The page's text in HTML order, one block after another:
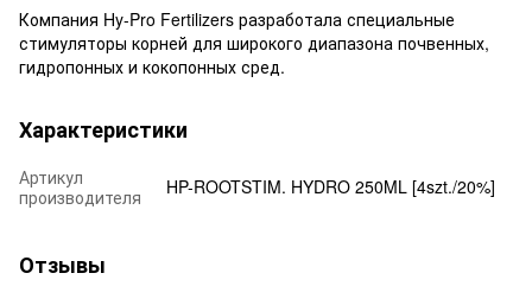
Компания Hy-Pro Fertilizers разработала специальные
стимуляторы корней для широкого диапазона почвенных,
гидропонных и кокопонных сред.
Характеристики
Артикул
производителя
HP-ROOTSTIM. HYDRO 250ML [4szt./20%]
Отзывы